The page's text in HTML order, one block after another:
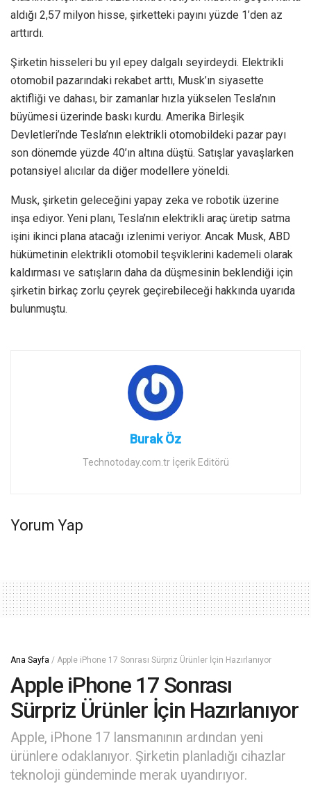
aldığı 2,57 milyon hisse, şirketteki payını yüzde 1’den az
arttırdı.
Şirketin hisseleri bu yıl epey dalgalı seyirdeydi. Elektrikli
otomobil pazarındaki rekabet arttı, Musk’ın siyasette
aktifliği ve dahası, bir zamanlar hızla yükselen Tesla’nın
büyümesi üzerinde baskı kurdu. Amerika Birleşik
Devletleri’nde Tesla’nın elektrikli otomobildeki pazar payı
son dönemde yüzde 40’ın altına düştü. Satışlar yavaşlarken
potansiyel alıcılar da diğer modellere yöneldi.
Musk, şirketin geleceğini yapay zeka ve robotik üzerine
inşa ediyor. Yeni planı, Tesla’nın elektrikli araç üretip satma
işini ikinci plana atacağı izlenimi veriyor. Ancak Musk, ABD
hükümetinin elektrikli otomobil teşviklerini kademeli olarak
kaldırması ve satışların daha da düşmesinin beklendiği için
şirketin birkaç zorlu çeyrek geçirebileceği hakkında uyarıda
bulunmuştu.
Burak Öz
Technotoday.com.tr İçerik Editörü
Yorum Yap
Ana Sayfa / Apple iPhone 17 Sonrası Sürpriz Ürünler İçin Hazırlanıyor
Apple iPhone 17 Sonrası
Sürpriz Ürünler İçin Hazırlanıyor
Apple, iPhone 17 lansmanının ardından yeni
ürünlere odaklanıyor. Şirketin planladığı cihazlar
teknoloji gündeminde merak uyandırıyor.